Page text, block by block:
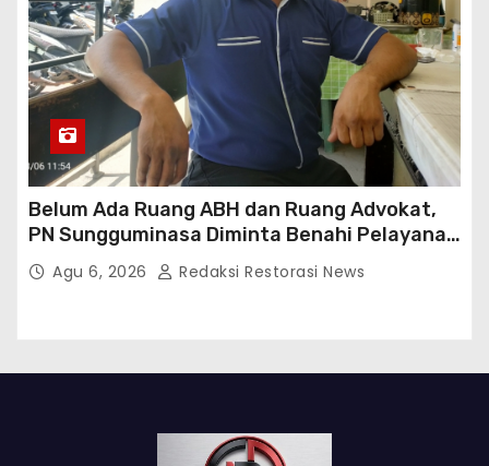
Belum Ada Ruang ABH dan Ruang Advokat,
PN Sungguminasa Diminta Benahi Pelayanan
PublikAgu 6, 2026 Redaksi Restorasi News